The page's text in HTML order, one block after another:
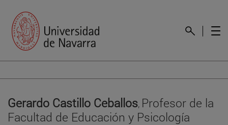
Gerardo Castillo Ceballos, Profesor de la
Facultad de Educación y Psicología